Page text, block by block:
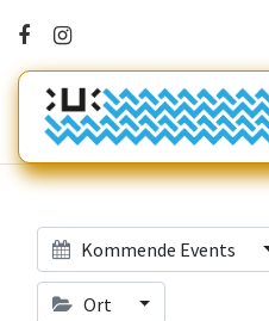
Kommende Events
Ort